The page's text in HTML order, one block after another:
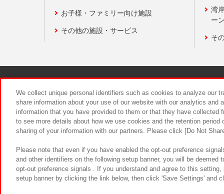
お子様・ファミリー向け施設
その他の施設・サービス
湾
ー
そ
食品のご
We collect unique personal identifiers such as cookies to analyze our
share information about your use of our website with our analytics and
information that you have provided to them or that they have
to see more details about how we use cookies and the retention
sharing of your information with our partners. Please click [Do Not
Please note that even if you have enabled the opt-out preference
and other identifiers on the following setup banner, you will be
opt-out preference signals . If you understand and agree to this
setup banner by clicking the link below, then click 'Save Settings' and